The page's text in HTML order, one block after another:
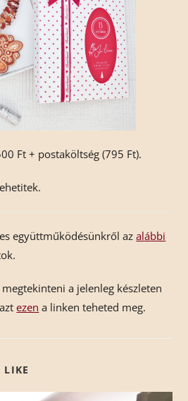
Ft + postaköltség (795 Ft).
együttműködésünkről azalábbi
a jelenleg készleten
ezen a linken teheted meg.
LIKE